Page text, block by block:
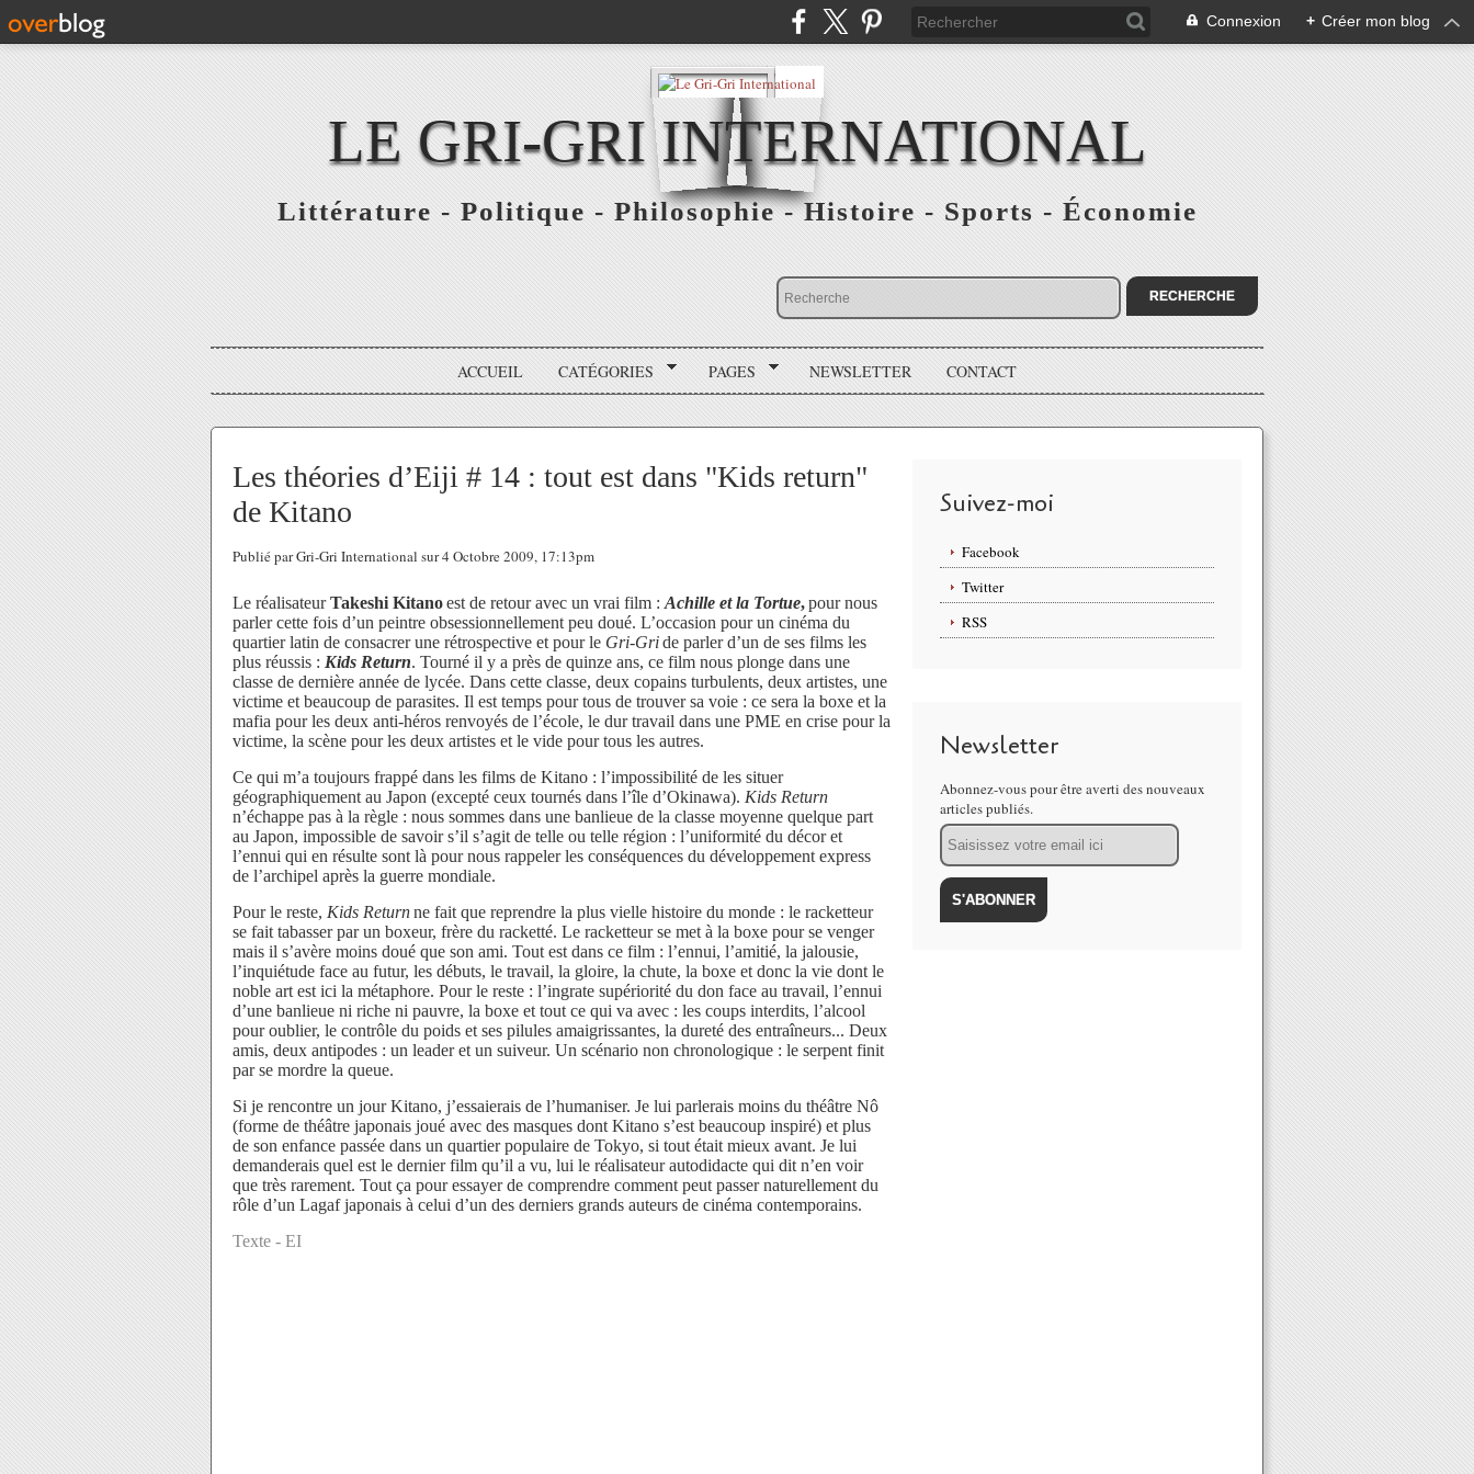
Connexion + Créer mon blog
LE GRI-GRI INTERNATIONAL
Littérature - Politique - Philosophie - Histoire - Sports - Économie
ACCUEIL CATÉGORIES PAGES NEWSLETTER CONTACT
Les théories d’Eiji # 14 : tout est dans "Kids return"
de Kitano
Publié par Gri-Gri International sur 4 Octobre 2009, 17:13pm
Le réalisateurTakeshi Kitanoest de retour avec un vrai film : Achille et la Tortue,pour nous
parler cette fois d’un peintre obsessionnellement peu doué. L’occasion pour un cinéma du
quartier latin de consacrer une rétrospective et pour le Gri-Gride parler d’un de ses films les
plus réussis : Kids Return. Tourné il y a près de quinze ans, ce film nous plonge dans une
classe de dernière année de lycée. Dans cette classe, deux copains turbulents, deux artistes, une
victime et beaucoup de parasites. Il est temps pour tous de trouver sa voie : ce sera la boxe et la
mafia pour les deux anti-héros renvoyés de l’école, le dur travail dans une PME en crise pour la
victime, la scène pour les deux artistes et le vide pour tous les autres.
Ce qui m’a toujours frappé dans les films de Kitano : l’impossibilité de les situer
géographiquement au Japon (excepté ceux tournés dans l’île d’Okinawa). Kids Return
n’échappe pas à la règle : nous sommes dans une banlieue de la classe moyenne quelque part
au Japon, impossible de savoir s’il s’agit de telle ou telle région : l’uniformité du décor et
l’ennui qui en résulte sont là pour nous rappeler les conséquences du développement express
de l’archipel après la guerre mondiale.
Pour le reste, Kids Returnne fait que reprendre la plus vielle histoire du monde : le racketteur
se fait tabasser par un boxeur, frère du racketté. Le racketteur se met à la boxe pour se venger
mais il s’avère moins doué que son ami. Tout est dans ce film : l’ennui, l’amitié, la jalousie,
l’inquiétude face au futur, les débuts, le travail, la gloire, la chute, la boxe et donc la vie dont le
noble art est ici la métaphore. Pour le reste : l’ingrate supériorité du don face au travail, l’ennui
d’une banlieue ni riche ni pauvre, la boxe et tout ce qui va avec : les coups interdits, l’alcool
pour oublier, le contrôle du poids et ses pilules amaigrissantes, la dureté des entraîneurs... Deux
amis, deux antipodes : un leader et un suiveur. Un scénario non chronologique : le serpent finit
par se mordre la queue.
Si je rencontre un jour Kitano, j’essaierais de l’humaniser. Je lui parlerais moins du théâtre Nô
(forme de théâtre japonais joué avec des masques dont Kitano s’est beaucoup inspiré) et plus
de son enfance passée dans un quartier populaire de Tokyo, si tout était mieux avant. Je lui
demanderais quel est le dernier film qu’il a vu, lui le réalisateur autodidacte qui dit n’en voir
que très rarement. Tout ça pour essayer de comprendre comment peut passer naturellement du
rôle d’un Lagaf japonais à celui d’un des derniers grands auteurs de cinéma contemporains.
Texte - EI
Suivez-moi
Facebook
Twitter
RSS
Newsletter
Abonnez-vous pour être averti des nouveaux
articles publiés.
Email